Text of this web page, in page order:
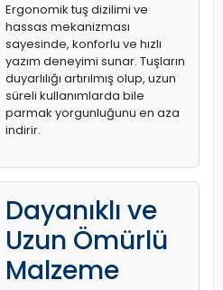
Ergonomik tuş dizilimi ve
hassas mekanizması
sayesinde, konforlu ve hızlı
yazım deneyimi sunar. Tuşların
duyarlılığı artırılmış olup, uzun
süreli kullanımlarda bile
parmak yorgunluğunu en aza
indirir.
Dayanıklı ve
Uzun Ömürlü
Malzeme